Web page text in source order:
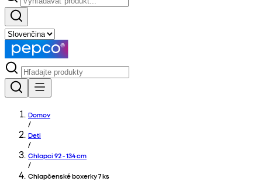
Domov
/
Deti
/
Chlapci 92 - 134 cm
/
Chlapčenské boxerky 7 ks